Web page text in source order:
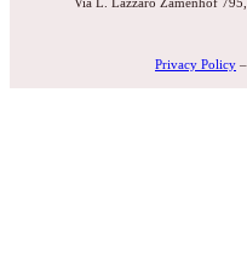
Privacy Policy –